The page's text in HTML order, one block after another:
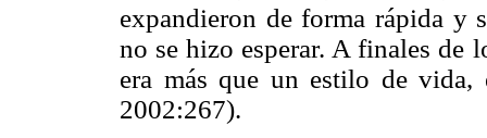
expandieron de forma rápida y
no se hizo esperar. A finales de
era más que un estilo de
2002:267).